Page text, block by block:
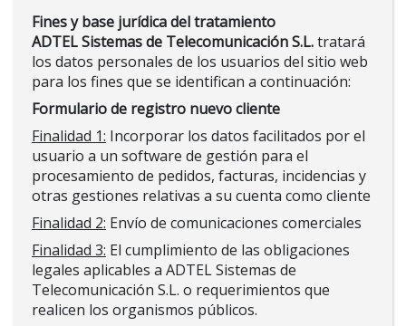
Fines y base jurídica del tratamiento
ADTEL Sistemas de Telecomunicación S.L.tratará
los datos personales de los usuarios del sitio web
para los fines que se identifican a continuación:
Formulario de registro nuevo cliente
Finalidad 1: Incorporar los datos facilitados por el
usuario a un software de gestión para el
procesamiento de pedidos, facturas, incidencias y
otras gestiones relativas a su cuenta como cliente
Finalidad 2: Envío de comunicaciones comerciales
Finalidad 3: El cumplimiento de las obligaciones
legales aplicables a ADTEL Sistemas de
Telecomunicación S.L. o requerimientos que
realicen los organismos públicos.